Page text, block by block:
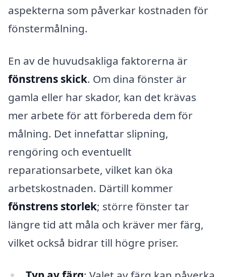
aspekterna som påverkar kostnaden för
fönstermålning.
En av de huvudsakliga faktorerna är
fönstrens skick. Om dina fönster är
gamla eller har skador, kan det krävas
mer arbete för att förbereda dem för
målning. Det innefattar slipning,
rengöring och eventuellt
reparationsarbete, vilket kan öka
arbetskostnaden. Därtill kommer
fönstrens storlek; större fönster tar
längre tid att måla och kräver mer färg,
vilket också bidrar till högre priser.